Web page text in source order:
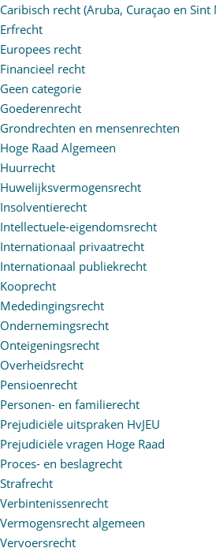
Caribisch recht (Aruba, Curaçao en Sint
Erfrecht
Europees recht
Financieel recht
Geen categorie
Goederenrecht
Grondrechten en mensenrechten
Hoge Raad Algemeen
Huurrecht
Huwelijksvermogensrecht
Insolventierecht
Intellectuele-eigendomsrecht
Internationaal privaatrecht
Internationaal publiekrecht
Kooprecht
Mededingingsrecht
Ondernemingsrecht
Onteigeningsrecht
Overheidsrecht
Pensioenrecht
Personen- en familierecht
Prejudiciële uitspraken HvJEU
Prejudiciële vragen Hoge Raad
Proces- en beslagrecht
Strafrecht
Verbintenissenrecht
Vermogensrecht algemeen
Vervoersrecht